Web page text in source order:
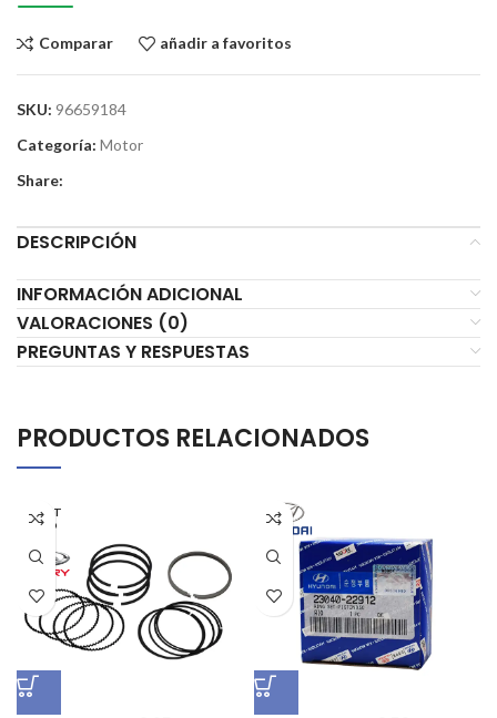
Comparar añadir a favoritos
SKU: 96659184
Categoría: Motor
Share:
DESCRIPCIÓN
INFORMACIÓN ADICIONAL
VALORACIONES (0)
PREGUNTAS Y RESPUESTAS
PRODUCTOS RELACIONADOS
AGOT
ADO